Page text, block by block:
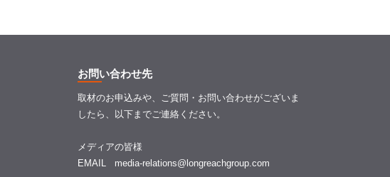
お問い合わせ先
取材のお申込みや、ご質問・お問い合わせがございま
したら、以下までご連絡ください。
メディアの皆様
EMAIL media-relations@longreachgroup.com